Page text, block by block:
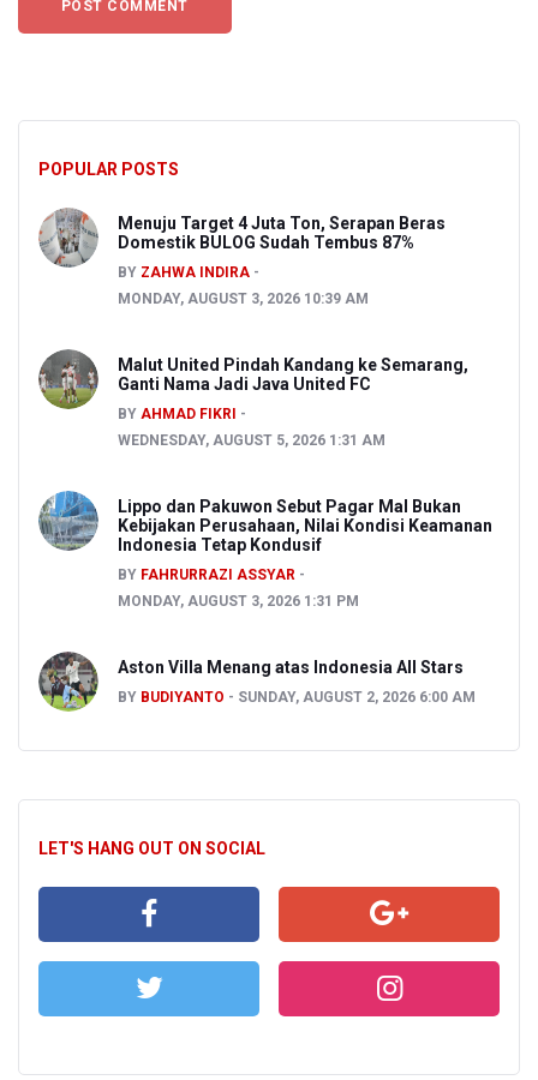
POPULAR POSTS
Menuju Target 4 Juta Ton, Serapan Beras
Domestik BULOG Sudah Tembus 87%
BY ZAHWA INDIRA
MONDAY, AUGUST 3, 2026 10:39 AM
Malut United Pindah Kandang ke Semarang,
Ganti Nama Jadi Java United FC
BY AHMAD FIKRI
WEDNESDAY, AUGUST 5, 2026 1:31 AM
Lippo dan Pakuwon Sebut Pagar Mal Bukan
Kebijakan Perusahaan, Nilai Kondisi Keamanan
Indonesia Tetap Kondusif
BY FAHRURRAZI ASSYAR
MONDAY, AUGUST 3, 2026 1:31 PM
Aston Villa Menang atas Indonesia All Stars
BY BUDIYANTO SUNDAY, AUGUST 2, 2026 6:00 AM
LET'S HANG OUT ON SOCIAL